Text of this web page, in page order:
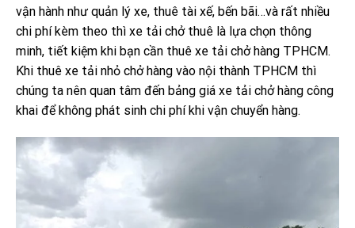
vận hành như quản lý xe, thuê tài xế, bến bãi…và rất nhiều
chi phí kèm theo thì xe tải chở thuê là lựa chọn thông
minh, tiết kiệm khi bạn cần thuê xe tải chở hàng TPHCM.
Khi thuê xe tải nhỏ chở hàng vào nội thành TPHCM thì
chúng ta nên quan tâm đến bảng giá xe tải chở hàng công
khai để không phát sinh chi phí khi vận chuyển hàng.